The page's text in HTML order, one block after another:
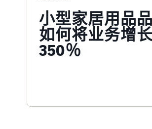
小型家居用品
如何将业务增
350％